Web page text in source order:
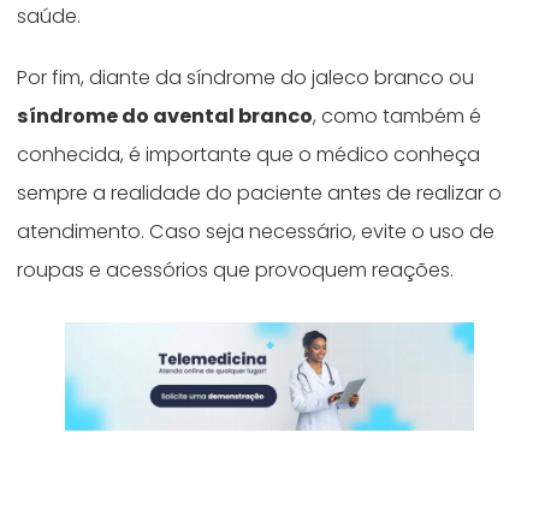
saúde.
Por fim, diante da síndrome do jaleco branco ou
síndrome do avental branco, como também é
conhecida, é importante que o médico conheça
sempre a realidade do paciente antes de realizar o
atendimento. Caso seja necessário, evite o uso de
roupas e acessórios que provoquem reações.